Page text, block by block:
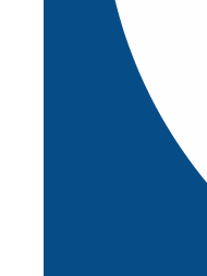
Evaluación de
Implementación